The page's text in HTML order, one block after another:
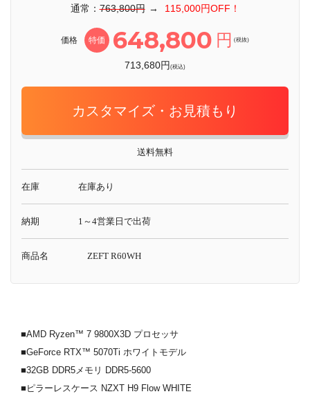
通常：763,800円 → 115,000円OFF！
価格 特価 648,800 円 (税抜)
713,680円(税込)
カスタマイズ・お見積もり
送料無料
在庫 在庫あり
納期 1～4営業日で出荷
商品名 ZEFT R60WH
■AMD Ryzen™ 7 9800X3D プロセッサ
■GeForce RTX™ 5070Ti ホワイトモデル
■32GB DDR5メモリ DDR5-5600
■ピラーレスケース NZXT H9 Flow WHITE